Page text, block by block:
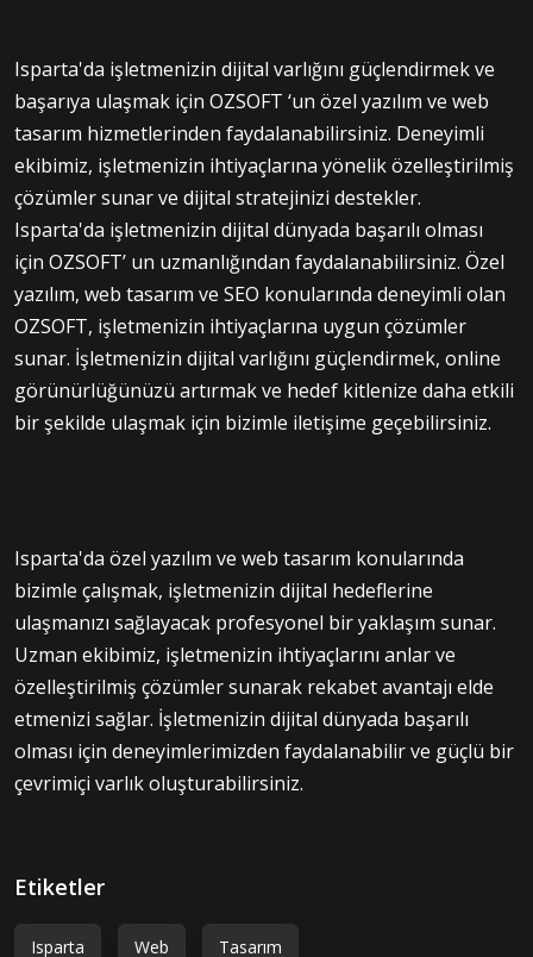
Isparta'da işletmenizin dijital varlığını güçlendirmek ve
başarıya ulaşmak için OZSOFT ‘un özel yazılım ve web
tasarım hizmetlerinden faydalanabilirsiniz. Deneyimli
ekibimiz, işletmenizin ihtiyaçlarına yönelik özelleştirilmiş
çözümler sunar ve dijital stratejinizi destekler.
Isparta'da işletmenizin dijital dünyada başarılı olması
için OZSOFT’ un uzmanlığından faydalanabilirsiniz. Özel
yazılım, web tasarım ve SEO konularında deneyimli olan
OZSOFT, işletmenizin ihtiyaçlarına uygun çözümler
sunar. İşletmenizin dijital varlığını güçlendirmek, online
görünürlüğünüzü artırmak ve hedef kitlenize daha etkili
bir şekilde ulaşmak için bizimle iletişime geçebilirsiniz.
Isparta'da özel yazılım ve web tasarım konularında
bizimle çalışmak, işletmenizin dijital hedeflerine
ulaşmanızı sağlayacak profesyonel bir yaklaşım sunar.
Uzman ekibimiz, işletmenizin ihtiyaçlarını anlar ve
özelleştirilmiş çözümler sunarak rekabet avantajı elde
etmenizi sağlar. İşletmenizin dijital dünyada başarılı
olması için deneyimlerimizden faydalanabilir ve güçlü bir
çevrimiçi varlık oluşturabilirsiniz.
Etiketler
Isparta Web Tasarım